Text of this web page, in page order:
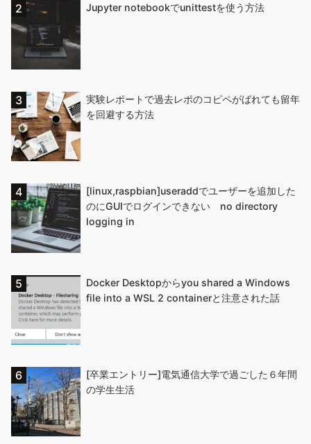
Jupyter notebookでunittestを使う方法
実験レポートで過去レポのコピペがばれても留年
を回避する方法
[linux,raspbian]useraddでユーザーを追加した
のにGUIでログインできない no directory
logging in
Docker Desktopからyou shared a Windows
file into a WSL 2 containerと注意された話
[卒業エントリー]電気通信大学で過ごした６年間
の学生生活